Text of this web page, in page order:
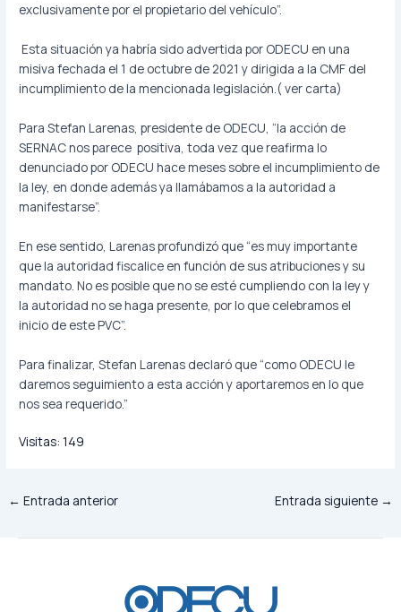
exclusivamente por el propietario del vehículo”.
Esta situación ya habría sido advertida por ODECU en una
misiva fechada el 1 de octubre de 2021 y dirigida a la CMF del
incumplimiento de la mencionada legislación.( ver carta)
Para Stefan Larenas, presidente de ODECU, “la acción de
SERNAC nos parece positiva, toda vez que reafirma lo
denunciado por ODECU hace meses sobre el incumplimiento de
la ley, en donde además ya llamábamos a la autoridad a
manifestarse”.
En ese sentido, Larenas profundizó que “es muy importante
que la autoridad fiscalice en función de sus atribuciones y su
mandato. No es posible que no se esté cumpliendo con la ley y
la autoridad no se haga presente, por lo que celebramos el
inicio de este PVC”.
Para finalizar, Stefan Larenas declaró que “como ODECU le
daremos seguimiento a esta acción y aportaremos en lo que
nos sea requerido.”
Visitas: 149
← Entrada anterior Entrada siguiente →